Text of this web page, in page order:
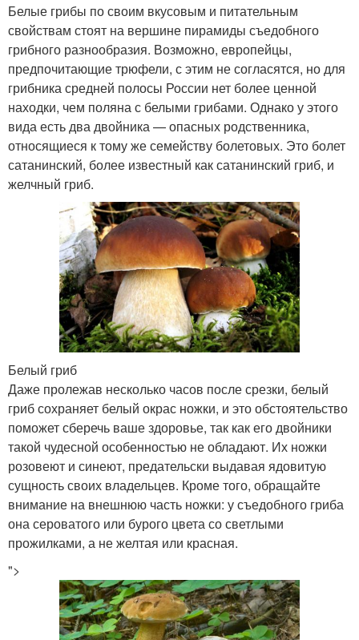
Белые грибы по своим вкусовым и питательным
свойствам стоят на вершине пирамиды съедобного
грибного разнообразия. Возможно, европейцы,
предпочитающие трюфели, с этим не согласятся, но для
грибника средней полосы России нет более ценной
находки, чем поляна с белыми грибами. Однако у этого
вида есть два двойника — опасных родственника,
относящиеся к тому же семейству болетовых. Это болет
сатанинский, более известный как сатанинский гриб, и
желчный гриб.
Белый гриб
Даже пролежав несколько часов после срезки, белый
гриб сохраняет белый окрас ножки, и это обстоятельство
поможет сберечь ваше здоровье, так как его двойники
такой чудесной особенностью не обладают. Их ножки
розовеют и синеют, предательски выдавая ядовитую
сущность своих владельцев. Кроме того, обращайте
внимание на внешнюю часть ножки: у съедобного гриба
она сероватого или бурого цвета со светлыми
прожилками, а не желтая или красная.
">